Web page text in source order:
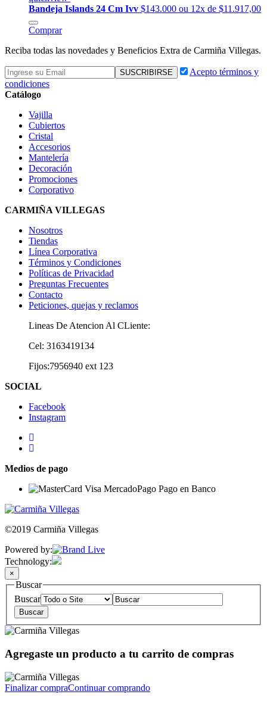
Bandeja Islands 24 Cm Ivv $143.000 ou 12x de $11.917,00
Comprar
Reciba todas las novedades y Beneficios Extra de Carmiña Villegas.
Acepto términos y
condiciones
Catálogo
Vajilla
Cubiertos
Cristal
Accesorios
Mantelería
Decoración
Promociones
Corporativo
CARMIÑA VILLEGAS
Nosotros
Tiendas
Línea Corporativa
Términos y Condiciones
Políticas de Privacidad
Preguntas Frecuentes
Contacto
Peticiones, quejas y reclamos
Lineas De Atencion Al CLiente:
Cel: 3163419134
Fijos:7956940 ext 123
SOCIAL
Facebook
Instagram
Medios de pago
©2019 Carmiña Villegas
Powered by:
Technology:
×
Buscar
Buscar
Agregaste un producto a tu carrito de compras
Finalizar compraContinuar comprando